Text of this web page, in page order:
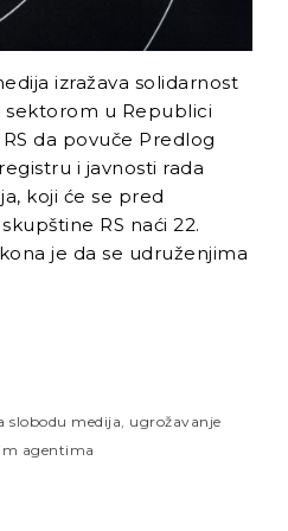
izražava solidarnost
sektorom u Republici
da povuče Predlog
i javnosti rada
koji će se pred
RS naći 22.
je da se udruženjima
slobodu medija ugrožavanje
agentima